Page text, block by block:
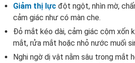
Giảm thị lực đột ngột, nhìn mờ,
cảm giác như có màn che.
Đỏ mắt kéo dài, cảm giác cộm xốn
mắt, rửa mắt hoặc nhỏ nước muối
Nghi ngờ dị vật nằm sâu trong mắt